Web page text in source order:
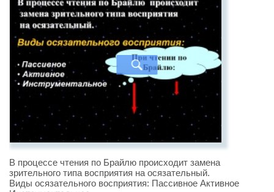
В процессе чтения по Брайлю происходит замена
зрительного типа восприятия на осязательный.
Виды осязательного восприятия: Пассивное Активное